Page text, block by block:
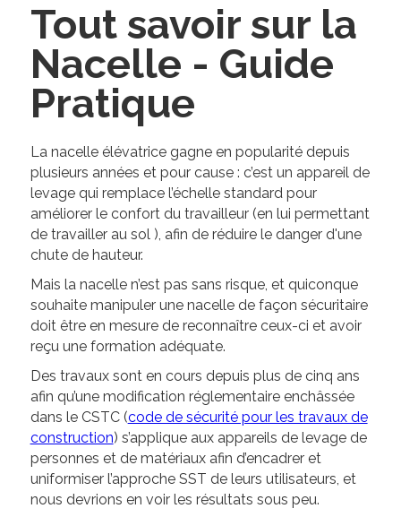
Tout savoir sur la
Nacelle - Guide
Pratique
La nacelle élévatrice gagne en popularité depuis
plusieurs années et pour cause : c’est un appareil de
levage qui remplace l’échelle standard pour
améliorer le confort du travailleur (en lui permettant
de travailler au sol ), afin de réduire le danger d'une
chute de hauteur.
Mais la nacelle n’est pas sans risque, et quiconque
souhaite manipuler une nacelle de façon sécuritaire
doit être en mesure de reconnaître ceux-ci et avoir
reçu une formation adéquate.
Des travaux sont en cours depuis plus de cinq ans
afin qu’une modification réglementaire enchâssée
dans le CSTC (code de sécurité pour les travaux de
construction) s’applique aux appareils de levage de
personnes et de matériaux afin d’encadrer et
uniformiser l’approche SST de leurs utilisateurs, et
nous devrions en voir les résultats sous peu.